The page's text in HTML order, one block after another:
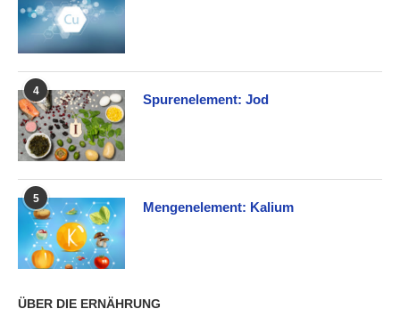
4
Spurenelement: Jod
5
Mengenelement: Kalium
ÜBER DIE ERNÄHRUNG